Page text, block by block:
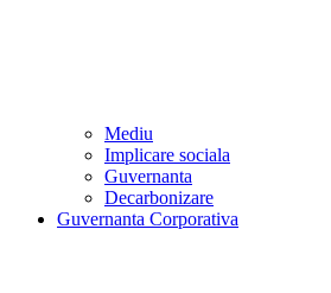
Mediu
Implicare sociala
Guvernanta
Decarbonizare
Guvernanta Corporativa